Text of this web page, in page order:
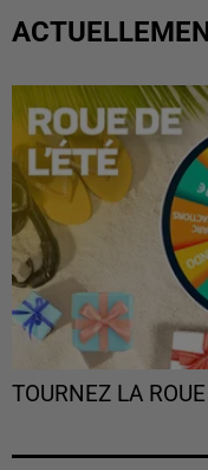
TOURNEZ LA